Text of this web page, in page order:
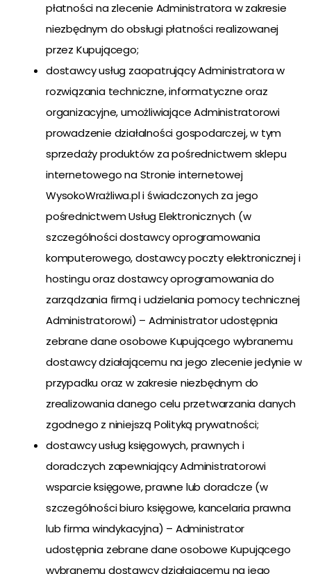
płatności na zlecenie Administratora w zakresie
niezbędnym do obsługi płatności realizowanej
przez Kupującego;
dostawcy usług zaopatrujący Administratora w
rozwiązania techniczne, informatyczne oraz
organizacyjne, umożliwiające Administratorowi
prowadzenie działalności gospodarczej, w tym
sprzedaży produktów za pośrednictwem sklepu
internetowego na Stronie internetowej
WysokoWrażliwa.pl i świadczonych za jego
pośrednictwem Usług Elektronicznych (w
szczególności dostawcy oprogramowania
komputerowego, dostawcy poczty elektronicznej i
hostingu oraz dostawcy oprogramowania do
zarządzania firmą i udzielania pomocy technicznej
Administratorowi) – Administrator udostępnia
zebrane dane osobowe Kupującego wybranemu
dostawcy działającemu na jego zlecenie jedynie w
przypadku oraz w zakresie niezbędnym do
zrealizowania danego celu przetwarzania danych
zgodnego z niniejszą Polityką prywatności;
dostawcy usług księgowych, prawnych i
doradczych zapewniający Administratorowi
wsparcie księgowe, prawne lub doradcze (w
szczególności biuro księgowe, kancelaria prawna
lub firma windykacyjna) – Administrator
udostępnia zebrane dane osobowe Kupującego
wybranemu dostawcy działającemu na jego